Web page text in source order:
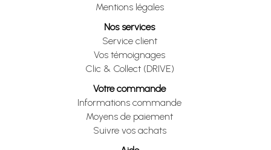
Mentions légales
Nos services
Service client
Vos témoignages
Clic & Collect (DRIVE)
Votre commande
Informations commande
Moyens de paiement
Suivre vos achats